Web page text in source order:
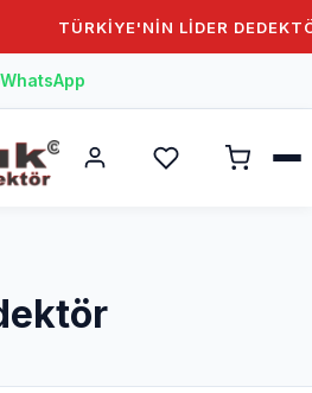
TÜRKİYE'NİN LİDER
WhatsApp